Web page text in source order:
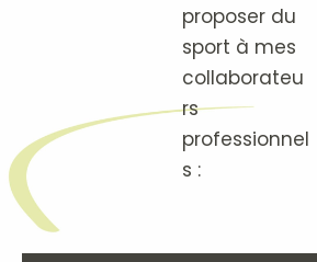
proposer du
sport à mes
collaborateu
rs
professionnel
s :